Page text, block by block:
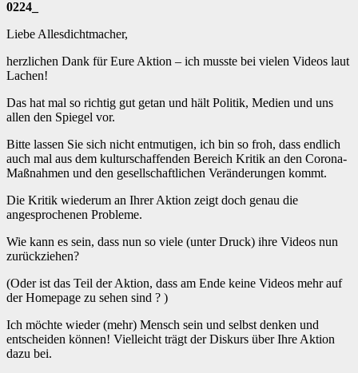
0224_
Liebe Allesdichtmacher,
herzlichen Dank für Eure Aktion – ich musste bei vielen Videos laut
Lachen!
Das hat mal so richtig gut getan und hält Politik, Medien und uns
allen den Spiegel vor.
Bitte lassen Sie sich nicht entmutigen, ich bin so froh, dass endlich
auch mal aus dem kulturschaffenden Bereich Kritik an den Corona-
Maßnahmen und den gesellschaftlichen Veränderungen kommt.
Die Kritik wiederum an Ihrer Aktion zeigt doch genau die
angesprochenen Probleme.
Wie kann es sein, dass nun so viele (unter Druck) ihre Videos nun
zurückziehen?
(Oder ist das Teil der Aktion, dass am Ende keine Videos mehr auf
der Homepage zu sehen sind ? )
Ich möchte wieder (mehr) Mensch sein und selbst denken und
entscheiden können! Vielleicht trägt der Diskurs über Ihre Aktion
dazu bei.